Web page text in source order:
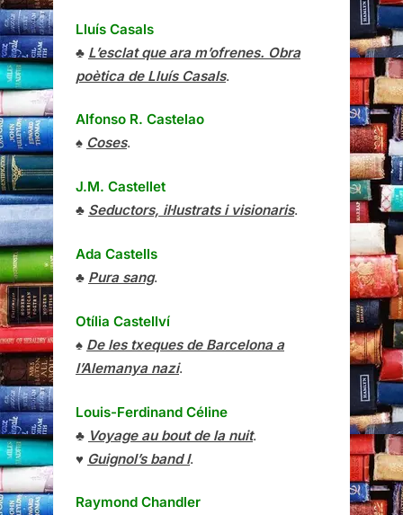
Lluís Casals
♣ L’esclat que ara m’ofrenes. Obra
poètica de Lluís Casals.
Alfonso R. Castelao
♠ Coses.
J.M. Castellet
♣ Seductors, il·lustrats i visionaris.
Ada Castells
♣ Pura sang.
Otília Castellví
♠ De les txeques de Barcelona a
l’Alemanya nazi.
Louis-Ferdinand Céline
♣ Voyage au bout de la nuit.
♥ Guignol’s band I.
Raymond Chandler